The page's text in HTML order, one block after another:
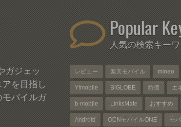
ガジェッ
を目指し
バイルガ
Popular
人気の検索キー
レビュー 楽天モバイル mineo
Y!mobile BIGLOBE 特価 エ
b-mobile LinksMate おすすめ
Android OCNモバイルONE モ